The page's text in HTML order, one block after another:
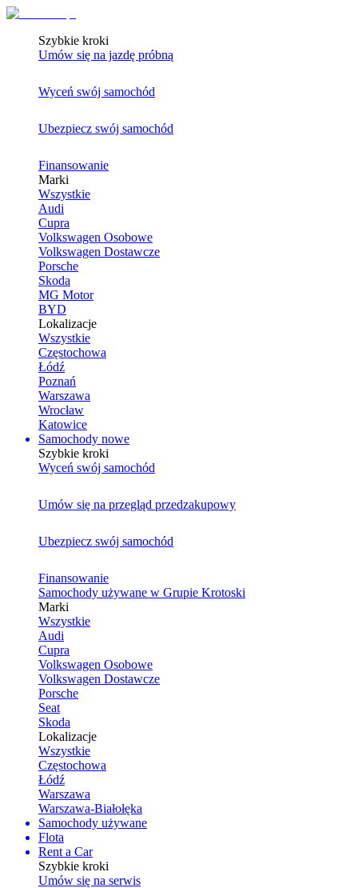
Szybkie kroki
Umów się na jazdę próbną
Wyceń swój samochód
Ubezpiecz swój samochód
Finansowanie
Marki
Wszystkie
Audi
Cupra
Volkswagen Osobowe
Volkswagen Dostawcze
Porsche
Skoda
MG Motor
BYD
Lokalizacje
Wszystkie
Częstochowa
Łódź
Poznań
Warszawa
Wrocław
Katowice
Samochody nowe
Szybkie kroki
Wyceń swój samochód
Umów się na przegląd przedzakupowy
Ubezpiecz swój samochód
Finansowanie
Samochody używane w Grupie Krotoski
Marki
Wszystkie
Audi
Cupra
Volkswagen Osobowe
Volkswagen Dostawcze
Porsche
Seat
Skoda
Lokalizacje
Wszystkie
Częstochowa
Łódź
Warszawa
Warszawa-Białołęka
Samochody używane
Flota
Rent a Car
Szybkie kroki
Umów się na serwis